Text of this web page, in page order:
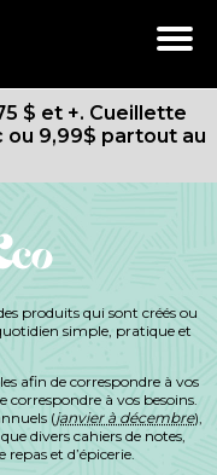
$ et +. Cueillette
ou 9,99$ partout au
produits qui sont créés ou
simple, pratique et
afin de correspondre à vos
correspondre à vos besoins.
(janvier à décembre),
divers cahiers de notes,
et d’épicerie.